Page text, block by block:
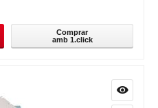
Comprar
amb 1.click